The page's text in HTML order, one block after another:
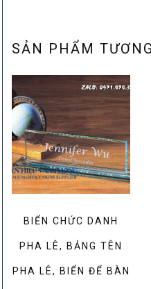
SẢN PHẨM
BIỂN CHỨC DANH
PHA LÊ, BẢNG TÊN
PHA LÊ, BIỂN ĐỂ BÀN